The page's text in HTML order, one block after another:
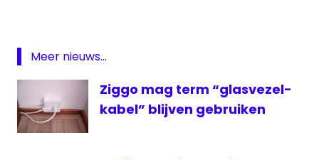
radio
digitale
televisie
Meer nieuws...
Ziggo mag term “glasvezel-
kabel” blijven gebruiken